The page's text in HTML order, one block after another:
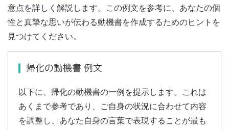
意点を詳しく解説します。この例文を参考に、あなたの個
性と真摯な思いが伝わる動機書を作成するためのヒントを
見つけてください。
帰化の動機書 例文
以下に、帰化の動機書の一例を提示します。これは
あくまで参考であり、ご自身の状況に合わせて内容
を調整し、あなた自身の言葉で表現することが最も